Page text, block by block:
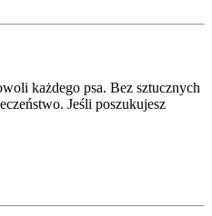
każdego psa. Bez sztucznych
Jeśli poszukujesz